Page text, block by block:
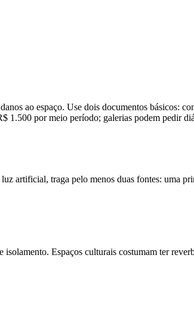
ao espaço. Use dois documentos básicos:
1.500 por meio período; galerias podem pedir
artificial, traga pelo menos duas fontes: uma
Espaços culturais costumam ter